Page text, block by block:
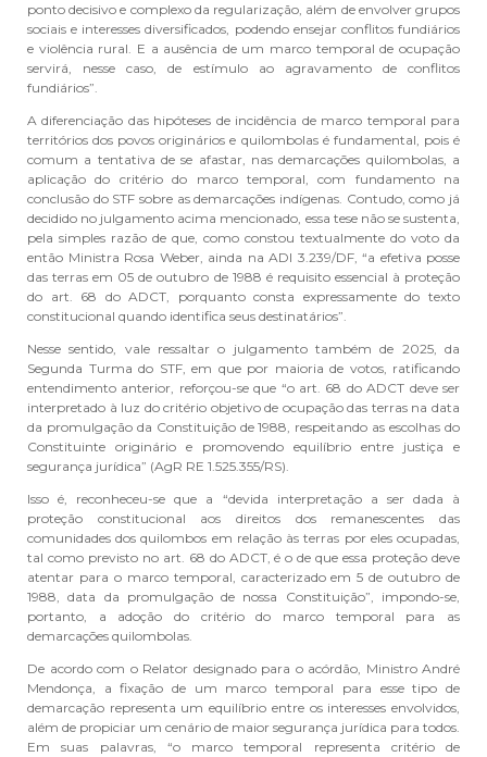
ponto decisivo e complexo da regularização, além de envolver grupos
sociais e interesses diversificados, podendo ensejar conflitos fundiários
e violência rural. E a ausência de um marco temporal de ocupação
servirá, nesse caso, de estímulo ao agravamento de conflitos
fundiários”.
A diferenciação das hipóteses de incidência de marco temporal para
territórios dos povos originários e quilombolas é fundamental, pois é
comum a tentativa de se afastar, nas demarcações quilombolas, a
aplicação do critério do marco temporal, com fundamento na
conclusão do STF sobre as demarcações indígenas. Contudo, como já
decidido no julgamento acima mencionado, essa tese não se sustenta,
pela simples razão de que, como constou textualmente do voto da
então Ministra Rosa Weber, ainda na ADI 3.239/DF, “a efetiva posse
das terras em 05 de outubro de 1988 é requisito essencial à proteção
do art. 68 do ADCT, porquanto consta expressamente do texto
constitucional quando identifica seus destinatários”.
Nesse sentido, vale ressaltar o julgamento também de 2025, da
Segunda Turma do STF, em que por maioria de votos, ratificando
entendimento anterior, reforçou-se que “o art. 68 do ADCT deve ser
interpretado à luz do critério objetivo de ocupação das terras na data
da promulgação da Constituição de 1988, respeitando as escolhas do
Constituinte originário e promovendo equilíbrio entre justiça e
segurança jurídica” (AgR RE 1.525.355/RS).
Isso é, reconheceu-se que a “devida interpretação a ser dada à
proteção constitucional aos direitos dos remanescentes das
comunidades dos quilombos em relação às terras por eles ocupadas,
tal como previsto no art. 68 do ADCT, é o de que essa proteção deve
atentar para o marco temporal, caracterizado em 5 de outubro de
1988, data da promulgação de nossa Constituição”, impondo-se,
portanto, a adoção do critério do marco temporal para as
demarcações quilombolas.
De acordo com o Relator designado para o acórdão, Ministro André
Mendonça, a fixação de um marco temporal para esse tipo de
demarcação representa um equilíbrio entre os interesses envolvidos,
além de propiciar um cenário de maior segurança jurídica para todos.
Em suas palavras, “o marco temporal representa critério de